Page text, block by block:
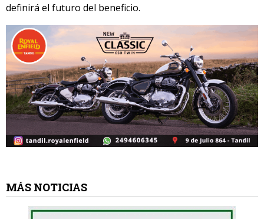
definirá el futuro del beneficio.
MÁS NOTICIAS